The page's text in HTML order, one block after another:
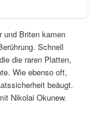
und Briten kamen
Schnell
die raren Platten,
Wie ebenso oft,
beäugt.
Nikolai Okunew.